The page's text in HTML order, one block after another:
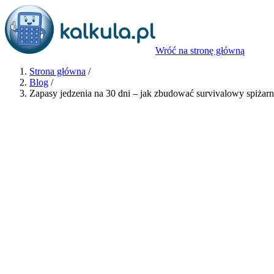
Wróć na stronę główną
Strona główna /
Blog /
Zapasy jedzenia na 30 dni – jak zbudować survivalowy